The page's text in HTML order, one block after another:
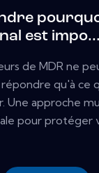
est impo...
de MDR ne
qu'à ce
Une approche
pour protéger